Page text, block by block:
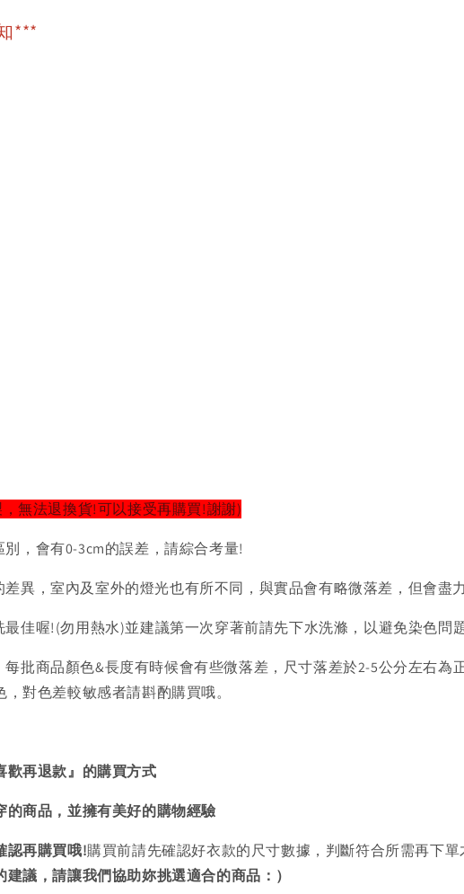
***
，無法退換貨!可以接受再購買!謝謝)
，會有0-3cm的誤差，請綜合考量!
異，室內及室外的燈光也有所不同，與實品會有略微落差，但會盡
佳喔!(勿用熱水)並建議第一次穿著前請先下水洗滌，以避免染色問
批商品顏色&長度有時候會有些微落差，尺寸落差於2-5公分左右為
對色差較敏感者請斟酌購買哦。
歡再退款』的購買方式
商品，並擁有美好的購物經驗
認再購買哦!購買前請先確認好衣款的尺寸數據，判斷符合所需再下
議，請讓我們協助妳挑選適合的商品：）